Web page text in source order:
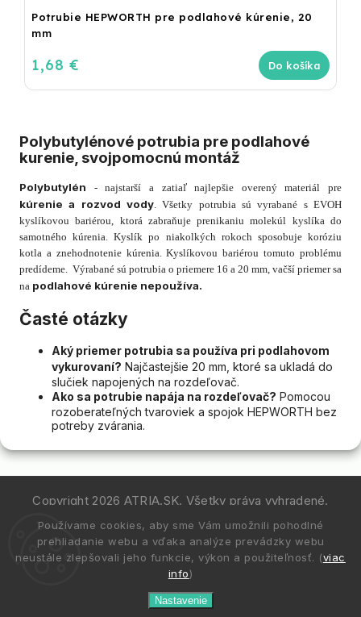
Používame cookies, aby sme Vám umožnili pohodlné
prehliadanie webu a vďaka analýze prevádzky webu
neustále zlepšovali jeho funkcie, výkon a použiteľnosť. (viac
info)
Nastavenie
Potrubie HEPWORTH pre podlahové kúrenie, 20
mm
1,68 € Do košíka
Polybutylénové potrubia pre podlahové
kurenie, svojpomocnú montáž
Polybutylén - najstarší a zatiaľ najlepšie overený materiál pre
kúrenie a rozvod vody. Všetky potrubia sú vyrabané s EVOH
kyslíkovou bariérou, ktorá zabraňuje prenikaniu molekúl kyslíka do
samotného kúrenia. Kyslík po niakolkých rokoch sposobuje koróziu
kotla a znehodnotenie kúrenia. Kyslíkovou bariérou tomuto problému
predídeme. Výrabané sú potrubia o priemere 16 a 20 mm, vačší priemer sa
na podlahové kúrenie nepoužíva.
Časté otázky
Aký priemer potrubia sa používa pri podlahovom
vykurovaní? Najčastejšie 20 mm, ktoré sa ukladá do
slučiek napojených na rozdeľovač.
Ako sa potrubie napája na rozdeľovač? Pomocou
rozoberateľných tvaroviek a spojok HEPWORTH bez
potreby zvárania.
Copyright 2026 ATRIA.SK. Všetky práva vyhradené.
Vytvořil Shoptet| DesignShoptak.cz.